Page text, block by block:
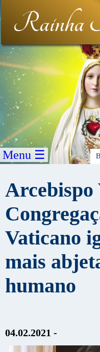
Rainha
Menu ☰
Arcebispo
Vaticano
mais
humano
04.02.2021 -